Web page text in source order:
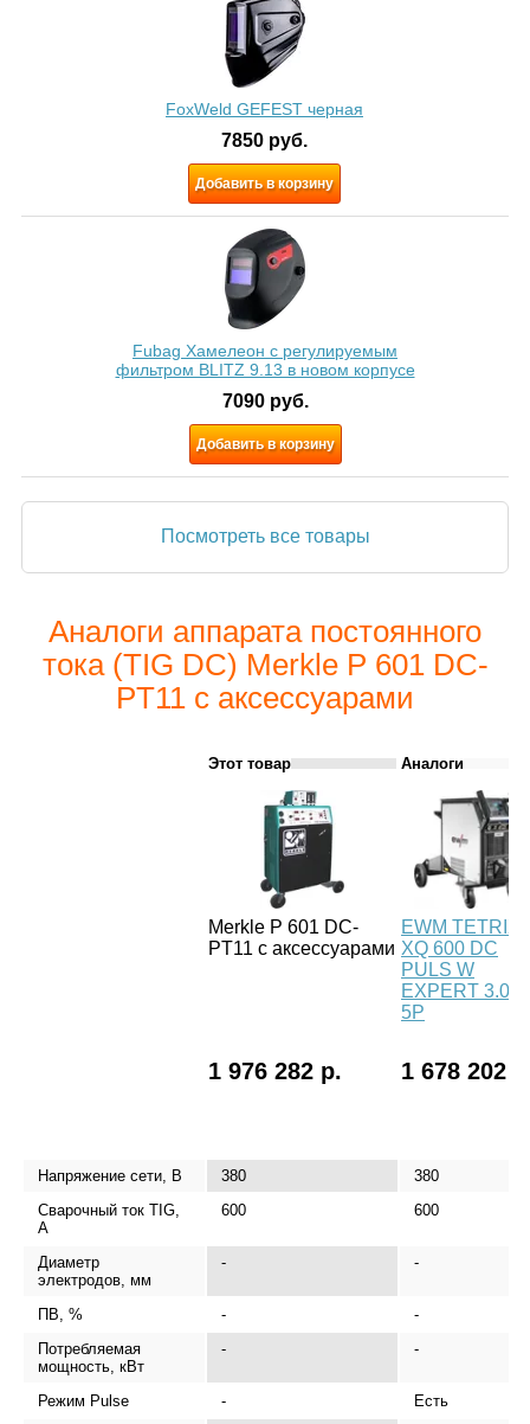
FoxWeld GEFEST черная
7850 руб.
Добавить в корзину
Fubag Хамелеон с регулируемым
фильтром BLITZ 9.13 в новом корпусе
7090 руб.
Добавить в корзину
Посмотреть все товары
Аналоги аппарата постоянного
тока (TIG DC) Merkle P 601 DC-
PT11 с аксессуарами
Этот товар Аналоги
Merkle P 601 DC-
PT11 с аксессуарами
EWM TETRIX
XQ 600 DC
PULS W
EXPERT 3.0
5P
1 976 282 р. 1 678 202
Напряжение сети, В 380
380
Сварочный ток TIG,
А
600 600
Диаметр
электродов, мм
- -
ПВ, % -
-
Потребляемая
мощность, кВт
- -
Режим Pulse -
Есть